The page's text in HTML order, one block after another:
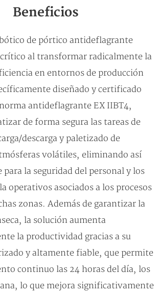
Beneficios
de pórtico antideflagrante
al transformar radicalmente la
en entornos de producción
diseñado y certificado
antideflagrante EX IIBT4,
de forma segura las tareas de
descarga y paletizado de
volátiles, eliminando así
para la seguridad del personal y los
operativos asociados a los procesos
zonas. Además de garantizar la
la solución aumenta
la productividad gracias a su
y altamente fiable, que permite
continuo las 24 horas del día, los
lo que mejora significativamente